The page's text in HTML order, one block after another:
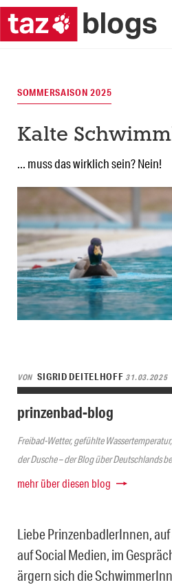
SOMMERSAISON 2025
Kalte
... muss das wirklich sein? Nein!
VON SIGRID DEITELHOFF 31.03.2025
prinzenbad-blog
Freibad-Wetter, gefühlte
der Dusche – der Blog über Deutschlands
mehr über diesen blog
Liebe PrinzenbadlerInnen,
auf Social Medien, im
ärgern sich die